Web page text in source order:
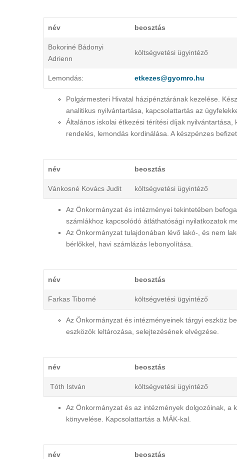
név beosztás
Bokoriné Bádonyi
Adrienn
költségvetési ügyintéző
Lemondás: etkezes@gyomro.hu
Polgármesteri Hivatal házipénztárának kezelése.
analitikus nyilvántartása, kapcsolattartás az
Általános iskolai étkezési térítési díjak
rendelés, lemondás kordinálása. A készpénzes
név beosztás
Vánkosné Kovács Judit költségvetési ügyintéző
Az Önkormányzat és intézményei tekintetében
számlákhoz kapcsolódó átláthatósági nyilatkozatok
Az Önkormányzat tulajdonában lévő lakó-, és nem
bérlőkkel, havi számlázás lebonyolítása.
név beosztás
Farkas Tiborné költségvetési ügyintéző
Az Önkormányzat és intézményeinek tárgyi eszköz
eszközök leltározása, selejtezésének elvégzése.
név beosztás
Tóth István költségvetési ügyintéző
Az Önkormányzat és az intézmények dolgozóinak, a
könyvelése. Kapcsolattartás a MÁK-kal.
név beosztás